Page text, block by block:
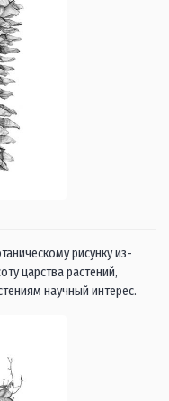
рисунку из-
царства растений,
научный интерес.